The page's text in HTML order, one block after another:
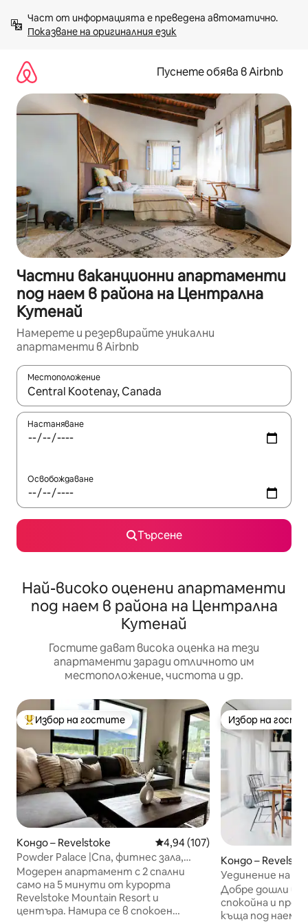
към
съдържанието
Показване на оригиналния език
Пуснете обява в Airbnb
Частни ваканционни апартаменти
под наем в района на Централна
Кутенай
Намерете и резервирайте уникални
апартаменти в Airbnb
Местоположение
Когато резултатите се покажат, използвайте
Настаняване
Освобождаване
Търсене
Най-високо оценени апартаменти
под наем в района на Централна
Кутенай
Гостите дават висока оценка на тези
апартаменти заради отличното им
местоположение, чистота и др.
Най-популярен избор на гостите
Избор на гостите
Кондо – Revelstoke Средна оценка: 4,94 от 5,
4,94 (107)
Powder Palace |Спа, фитнес зала,
пилатес, заведения наблизо
Модерен апартамент с 2 спални
само на 5 минути от курорта
Revelstoke Mountain Resort и
центъра. Намира се в спокоен
Избор на
Избор на
Кондо –
Уединение на
Добре дошли в
спокойна и
къща под наем,